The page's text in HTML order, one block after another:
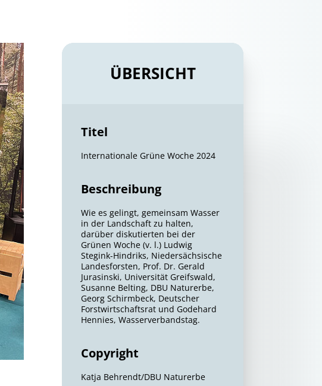
ÜBERSICHT
Titel
Internationale Grüne Woche 2024
Beschreibung
Wie es gelingt, gemeinsam Wasser
in der Landschaft zu halten,
darüber diskutierten bei der
Grünen Woche (v. l.) Ludwig
Stegink-Hindriks, Niedersächsische
Landesforsten, Prof. Dr. Gerald
Jurasinski, Universität Greifswald,
Susanne Belting, DBU Naturerbe,
Georg Schirmbeck, Deutscher
Forstwirtschaftsrat und Godehard
Hennies, Wasserverbandstag.
Copyright
Katja Behrendt/DBU Naturerbe